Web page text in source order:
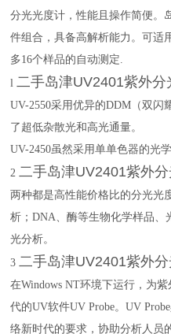
分光光度计，性能且操作简便。
件组合，具备高解析能力。可适
多16个样品的自动测定.
l二手岛津UV2401紫外分
UV-2550采用优异的DDM（双闪
了超低杂散光和高光通量。
UV-2450虽然采用单单色器的光
2二手岛津UV2401紫外
两种都是高性能价格比的分光光
析；DNA、酶等生物化学样品、
光分析。
3二手岛津UV2401紫外
在Windows NT环境下运行，为
代的UV软件UV Probe。UV
络新时代的要求，协助分析人员